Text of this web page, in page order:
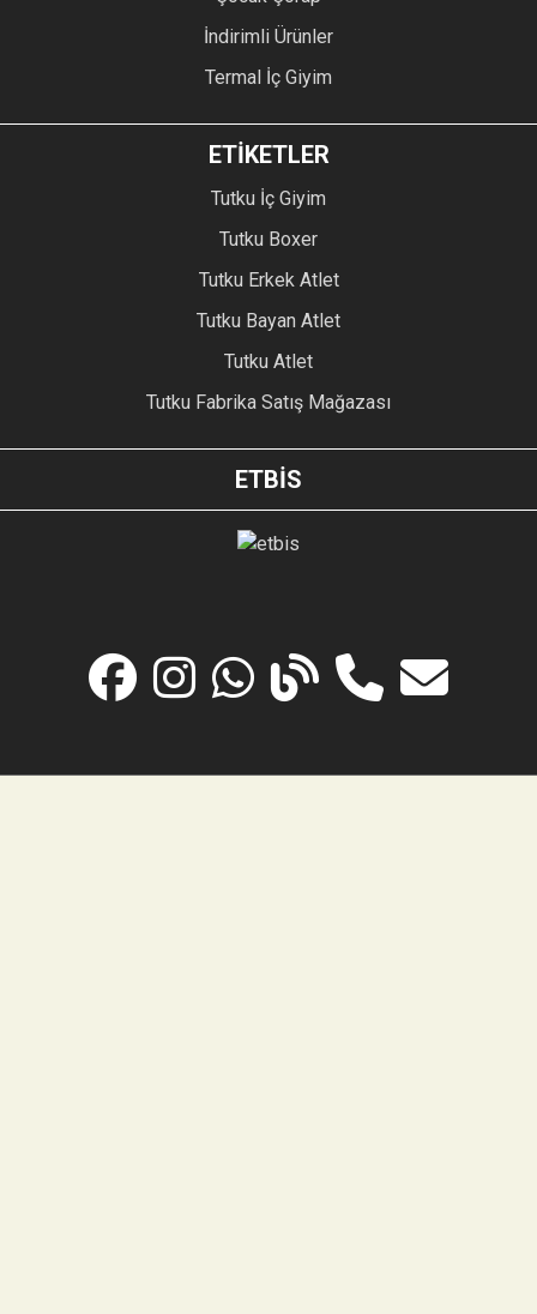
İndirimli Ürünler
Termal İç Giyim
ETİKETLER
Tutku İç Giyim
Tutku Boxer
Tutku Erkek Atlet
Tutku Bayan Atlet
Tutku Atlet
Tutku Fabrika Satış Mağazası
ETBİS